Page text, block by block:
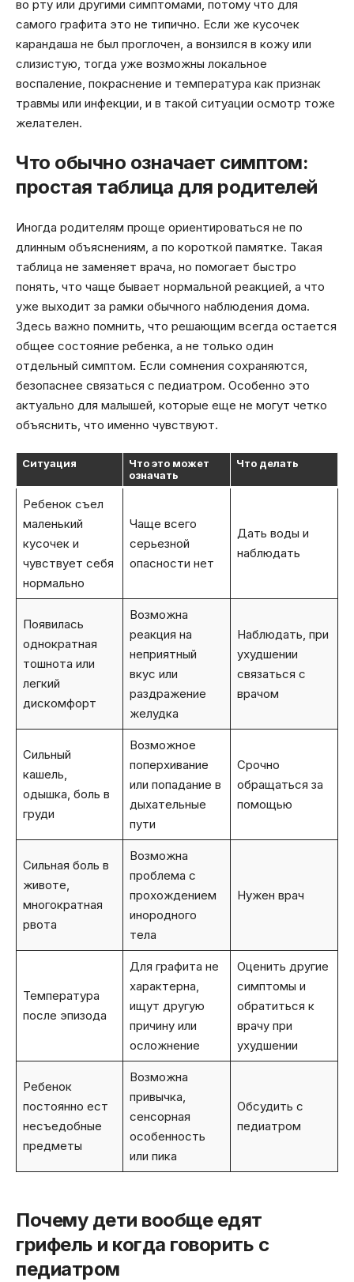
во рту или другими симптомами, потому что для
самого графита это не типично. Если же кусочек
карандаша не был проглочен, а вонзился в кожу или
слизистую, тогда уже возможны локальное
воспаление, покраснение и температура как признак
травмы или инфекции, и в такой ситуации осмотр тоже
желателен.
Что обычно означает симптом:
простая таблица для родителей
Иногда родителям проще ориентироваться не по
длинным объяснениям, а по короткой памятке. Такая
таблица не заменяет врача, но помогает быстро
понять, что чаще бывает нормальной реакцией, а что
уже выходит за рамки обычного наблюдения дома.
Здесь важно помнить, что решающим всегда остается
общее состояние ребенка, а не только один
отдельный симптом. Если сомнения сохраняются,
безопаснее связаться с педиатром. Особенно это
актуально для малышей, которые еще не могут четко
объяснить, что именно чувствуют.
Ситуация
Что это может
означать
Что делать
Ребенок съел
маленький
кусочек и
чувствует себя
нормально
Чаще всего
серьезной
опасности нет
Дать воды и
наблюдать
Появилась
однократная
тошнота или
легкий
дискомфорт
Возможна
реакция на
неприятный
вкус или
раздражение
желудка
Наблюдать, при
ухудшении
связаться с
врачом
Сильный
кашель,
одышка, боль в
груди
Возможное
поперхивание
или попадание в
дыхательные
пути
Срочно
обращаться за
помощью
Сильная боль в
животе,
многократная
рвота
Возможна
проблема с
прохождением
инородного
тела
Нужен врач
Температура
после эпизода
Для графита не
характерна,
ищут другую
причину или
осложнение
Оценить другие
симптомы и
обратиться к
врачу при
ухудшении
Ребенок
постоянно ест
несъедобные
предметы
Возможна
привычка,
сенсорная
особенность
или пика
Обсудить с
педиатром
Почему дети вообще едят
грифель и когда говорить с
педиатром